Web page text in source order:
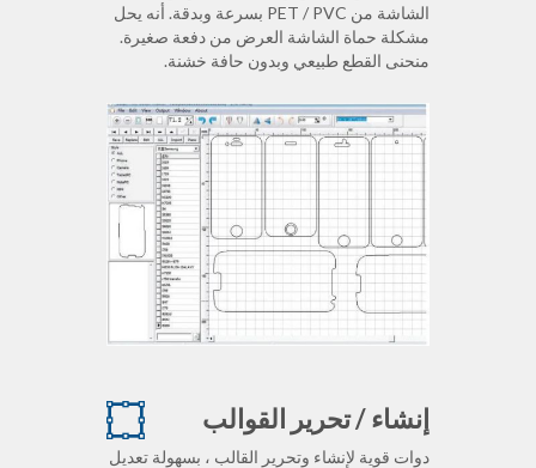
الشاشة من PET / PVC بسرعة وبدقة. أنه يحل
مشكلة حماة الشاشة العرض من دفعة صغيرة.
منحنى القطع طبيعي وبدون حافة خشنة.
إنشاء / تحرير القوالب
دوات قوية لإنشاء وتحرير القالب ، بسهولة تعديل